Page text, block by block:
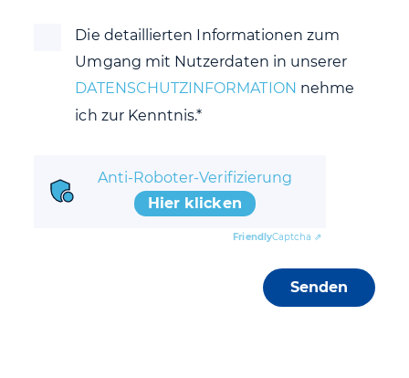
Die detaillierten Informationen zum
Umgang mit Nutzerdaten in unserer
DATENSCHUTZINFORMATION nehme
ich zur Kenntnis.*
Anti-Roboter-Verifizierung
Hier klicken
FriendlyCaptcha ⇗